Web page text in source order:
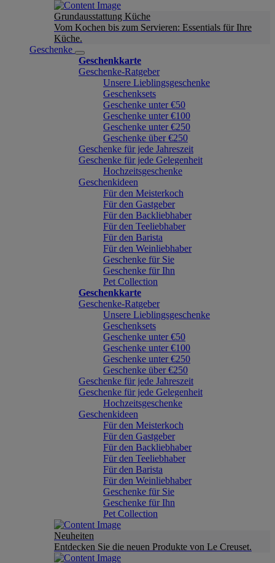
Grundausstattung Küche
Vom Kochen bis zum Servieren: Essentials für Ihre
Küche.
Geschenke
Geschenkkarte
Geschenke-Ratgeber
Unsere Lieblingsgeschenke
Geschenksets
Geschenke unter €50
Geschenke unter €100
Geschenke unter €250
Geschenke über €250
Geschenke für jede Jahreszeit
Geschenke für jede Gelegenheit
Hochzeitsgeschenke
Geschenkideen
Für den Meisterkoch
Für den Gastgeber
Für den Backliebhaber
Für den Teeliebhaber
Für den Barista
Für den Weinliebhaber
Geschenke für Sie
Geschenke für Ihn
Pet Collection
Geschenkkarte
Geschenke-Ratgeber
Unsere Lieblingsgeschenke
Geschenksets
Geschenke unter €50
Geschenke unter €100
Geschenke unter €250
Geschenke über €250
Geschenke für jede Jahreszeit
Geschenke für jede Gelegenheit
Hochzeitsgeschenke
Geschenkideen
Für den Meisterkoch
Für den Gastgeber
Für den Backliebhaber
Für den Teeliebhaber
Für den Barista
Für den Weinliebhaber
Geschenke für Sie
Geschenke für Ihn
Pet Collection
Neuheiten
Entdecken Sie die neuen Produkte von Le Creuset.